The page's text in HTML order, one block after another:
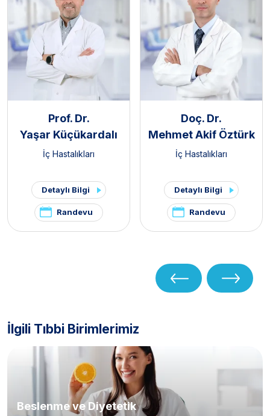
Prof. Dr.
Yaşar Küçükardalı
İç Hastalıkları
Detaylı Bilgi
Randevu
Doç. Dr.
Mehmet Akif Öztürk
İç Hastalıkları
Detaylı Bilgi
Randevu
İlgili Tıbbi Birimlerimiz
Beslenme ve Diyetetik